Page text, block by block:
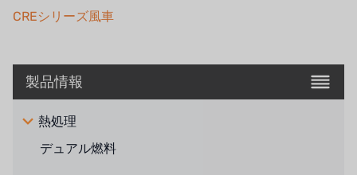
CREシリーズ風車
製品情報
熱処理
デュアル燃料